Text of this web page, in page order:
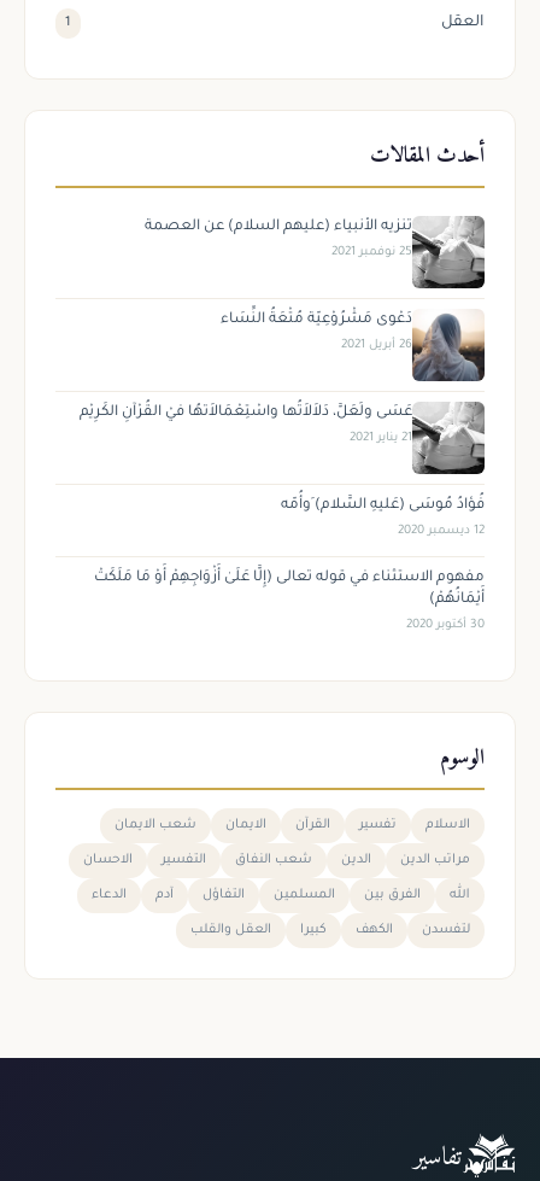
العقل 1
أحدث المقالات
تنزيه الأنبياء (عليهم السلام) عن العصمة
25 نوفمبر 2021
دَعْوى مَشْرُوْعِيّة مُتْعَةُ النِّسَاء
26 أبريل 2021
عَسَى ولَعَلَّ، دَلاَلاَتُها واسْتِعْمَالاَتهُا فيْ القُرْآنِ الكَرِيْم
21 يناير 2021
فُؤادُ مُوسَى (عَليهِ السَّلام) َوأُمّه
12 ديسمبر 2020
مفهوم الاستثناء في قوله تعالى (إِلَّا عَلَىٰ أَزْوَاجِهِمْ أَوْ مَا مَلَكَتْ
أَيْمَانُهُمْ)
30 أكتوبر 2020
الوسوم
الاسلام تفسير القرآن الايمان شعب الايمان
مراتب الدين الدين شعب النفاق التفسير الاحسان
الله الفرق بين المسلمين التفاؤل آدم الدعاء
لتفسدن الكهف كبيرا العقل والقلب
تفاسير